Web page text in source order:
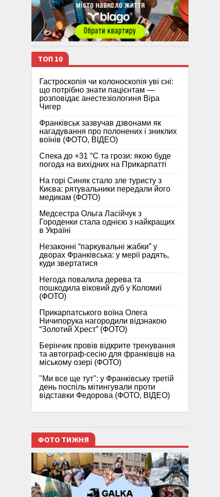
ТОП 10
Гастроскопія чи колоноскопія уві сні:
що потрібно знати пацієнтам —
розповідає анестезіологиня Віра
Чигер
Франківськ зазвучав дзвонами як
нагадування про полонених і зниклих
воїнів (ФОТО, ВІДЕО)
Спека до +31 °C та грози: якою буде
погода на вихідних на Прикарпатті
На горі Синяк стало зле туристу з
Києва: рятувальники передали його
медикам (ФОТО)
Медсестра Ольга Ласійчук з
Городенки стала однією з найкращих
в Україні
Незаконні “паркувальні жабки” у
дворах Франківська: у мерії радять,
куди звертатися
Негода повалила дерева та
пошкодила віковий дуб у Коломиї
(ФОТО)
Прикарпатського воїна Олега
Ничипорука нагородили відзнакою
“Золотий Хрест” (ФОТО)
Берінчик провів відкрите тренування
та автограф-сесію для франківців на
міському озері (ФОТО)
"Ми все ще тут": у Франківську третій
день поспіль мітингували проти
відставки Федорова (ФОТО, ВІДЕО)
ФОТО ТИЖНЯ